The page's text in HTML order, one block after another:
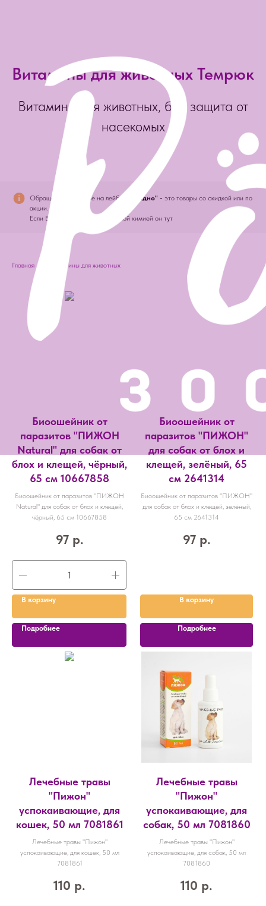
Витамины для животных Темрюк
Витамины для животных, био защита от
насекомых
Обращайте внимание на лейбл "выгодно" - это товары со скидкой или по
акции.
Если Вам нужен раздел с бытовой химией он тут
Главная → Витамины для животных
Биоошейник от
паразитов "ПИЖОН
Natural" для собак от
блох и клещей, чёрный,
65 см 10667858
Биоошейник от паразитов "ПИЖОН
Natural" для собак от блох и клещей,
чёрный, 65 см 10667858
97 р.
В корзину
Подробнее
Биоошейник от
паразитов "ПИЖОН"
для собак от блох и
клещей, зелёный, 65
см 2641314
Биоошейник от паразитов "ПИЖОН"
для собак от блох и клещей, зелёный,
65 см 2641314
97 р.
В корзину
Подробнее
Лечебные травы
"Пижон"
успокаивающие, для
кошек, 50 мл 7081861
Лечебные травы "Пижон"
успокаивающие, для кошек, 50 мл
7081861
110 р.
Лечебные травы
"Пижон"
успокаивающие, для
собак, 50 мл 7081860
Лечебные травы "Пижон"
успокаивающие, для собак, 50 мл
7081860
110 р.